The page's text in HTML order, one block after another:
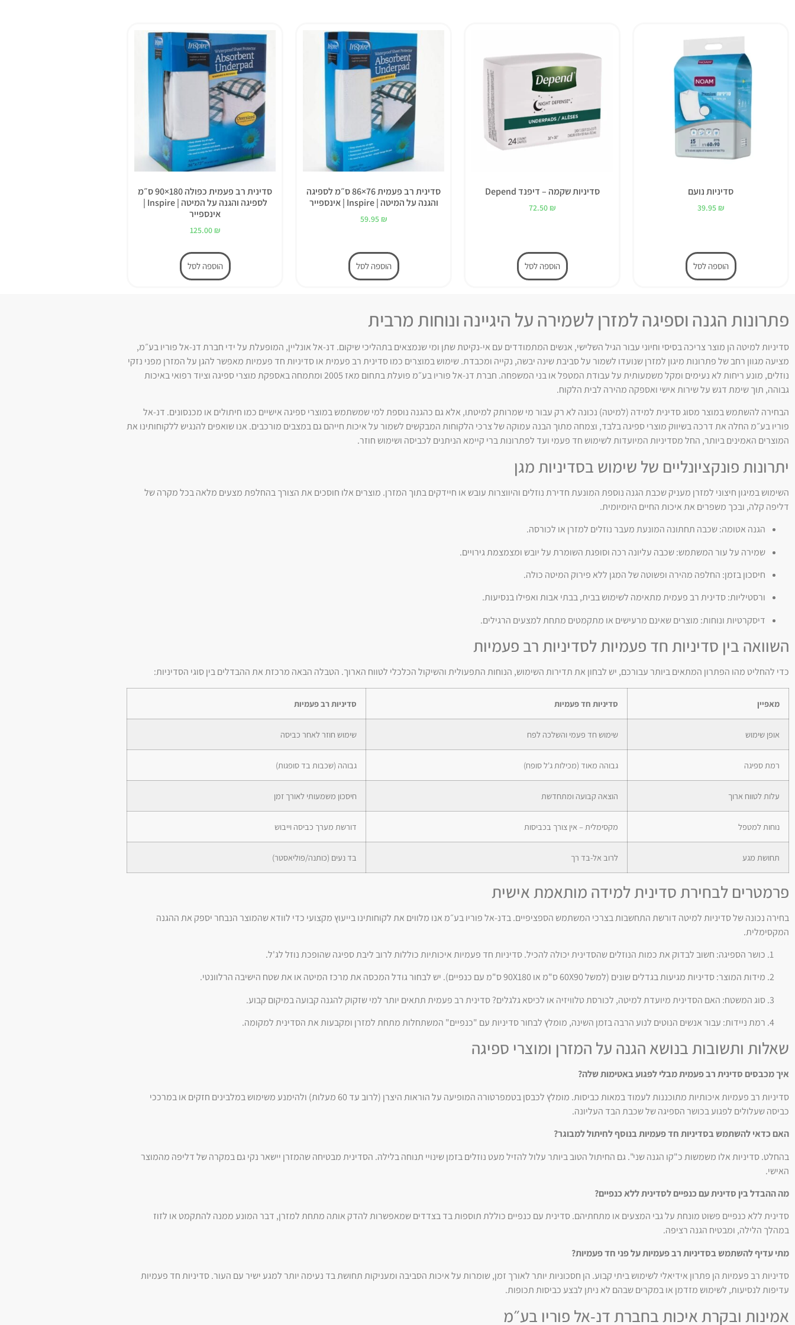
סדיניות נועם
39.95 ₪
הוספה לסל
סדיניות שקמה – דיפנד Depend
72.50 ₪
הוספה לסל
סדינית רב פעמית 76×86 ס״מ לספיגה
והגנה על המיטה | Inspire | אינספייר
59.95 ₪
הוספה לסל
סדינית רב פעמית כפולה 180×90 ס״מ
לספיגה והגנה על המיטה | Inspire |
אינספייר
125.00 ₪
הוספה לסל
פתרונות הגנה וספיגה למזרן לשמירה על היגיינה ונוחות מרבית
סדיניות למיטה הן מוצר צריכה בסיסי וחיוני עבור הגיל השלישי, אנשים המתמודדים עם אי-נקיטת שתן ומי שנמצאים בתהליכי שיקום. דנ-אל אונליין, המופעלת על ידי חברת דנ-אל פוריו בע״מ,
מציעה מגוון רחב של פתרונות מיגון למזרן שנועדו לשמור על סביבת שינה יבשה, נקייה ומכבדת. שימוש במוצרים כמו סדינית רב פעמית או סדיניות חד פעמיות מאפשר להגן על המזרן מפני נזקי
נוזלים, מונע ריחות לא נעימים ומקל משמעותית על עבודת המטפל או בני המשפחה. חברת דנ-אל פוריו בע״מ פועלת בתחום מאז 2005 ומתמחה באספקת מוצרי ספיגה וציוד רפואי באיכות
גבוהה, תוך שימת דגש על שירות אישי ואספקה מהירה לבית הלקוח.
הבחירה להשתמש במוצר מסוג סדינית למידה (למיטה) נכונה לא רק עבור מי שמרותק למיטתו, אלא גם כהגנה נוספת למי שמשתמש במוצרי ספיגה אישיים כמו חיתולים או מכנסונים. דנ-אל
פוריו בע״מ החלה את דרכה בשיווק מוצרי ספיגה בלבד, וצמחה מתוך הבנה עמוקה של צרכי הלקוחות המבקשים לשמור על איכות חייהם גם במצבים מורכבים. אנו שואפים להנגיש ללקוחותינו את
המוצרים האמינים ביותר, החל מסדיניות המיועדות לשימוש חד פעמי ועד לפתרונות ברי קיימא הניתנים לכביסה ושימוש חוזר.
יתרונות פונקציונליים של שימוש בסדיניות מגן
השימוש במיגון חיצוני למזרן מעניק שכבת הגנה נוספת המונעת חדירת נוזלים והיווצרות עובש או חיידקים בתוך המזרן. מוצרים אלו חוסכים את הצורך בהחלפת מצעים מלאה בכל מקרה של
דליפה קלה, ובכך משפרים את איכות החיים היומיומית.
הגנה אטומה: שכבה תחתונה המונעת מעבר נוזלים למזרן או לכורסה.
שמירה על עור המשתמש: שכבה עליונה רכה וסופגת השומרת על יובש ומצמצמת גירויים.
חיסכון בזמן: החלפה מהירה ופשוטה של המגן ללא פירוק המיטה כולה.
ורסטיליות: סדינית רב פעמית מתאימה לשימוש בבית, בבתי אבות ואפילו בנסיעות.
דיסקרטיות ונוחות: מוצרים שאינם מרעישים או מתקמטים מתחת למצעים הרגילים.
השוואה בין סדיניות חד פעמיות לסדיניות רב פעמיות
כדי להחליט מהו הפתרון המתאים ביותר עבורכם, יש לבחון את תדירות השימוש, הנוחות התפעולית והשיקול הכלכלי לטווח הארוך. הטבלה הבאה מרכזת את ההבדלים בין סוגי הסדיניות:
מאפיין סדיניות חד פעמיות סדיניות רב פעמיות
אופן שימוש שימוש חד פעמי והשלכה לפח שימוש חוזר לאחר כביסה
רמת ספיגה גבוהה מאוד (מכילות ג'ל סופח) גבוהה (שכבות בד סופגות)
עלות לטווח ארוך הוצאה קבועה ומתחדשת חיסכון משמעותי לאורך זמן
נוחות למטפל מקסימלית – אין צורך בכביסות דורשת מערך כביסה וייבוש
תחושת מגע לרוב אל-בד רך בד נעים (כותנה/פוליאסטר)
פרמטרים לבחירת סדינית למידה מותאמת אישית
בחירה נכונה של סדיניות למיטה דורשת התחשבות בצרכי המשתמש הספציפיים. בדנ-אל פוריו בע״מ אנו מלווים את לקוחותינו בייעוץ מקצועי כדי לוודא שהמוצר הנבחר יספק את ההגנה
המקסימלית.
כושר הספיגה: חשוב לבדוק את כמות הנוזלים שהסדינית יכולה להכיל. סדיניות חד פעמיות איכותיות כוללות לרוב ליבת ספיגה שהופכת נוזל לג'ל.
מידות המוצר: סדיניות מגיעות בגדלים שונים (למשל 60X90 ס"מ או 90X180 ס"מ עם כנפיים). יש לבחור גודל המכסה את מרכז המיטה או את שטח הישיבה הרלוונטי.
סוג המשטח: האם הסדינית מיועדת למיטה, לכורסת טלוויזיה או לכיסא גלגלים? סדינית רב פעמית תתאים יותר למי שזקוק להגנה קבועה במיקום קבוע.
רמת ניידות: עבור אנשים הנוטים לנוע הרבה בזמן השינה, מומלץ לבחור סדיניות עם "כנפיים" המשתחלות מתחת למזרן ומקבעות את הסדינית למקומה.
שאלות ותשובות בנושא הגנה על המזרן ומוצרי ספיגה
איך מכבסים סדינית רב פעמית מבלי לפגוע באטימות שלה?
סדיניות רב פעמיות איכותיות מתוכננות לעמוד במאות כביסות. מומלץ לכבסן בטמפרטורה המופיעה על הוראות היצרן (לרוב עד 60 מעלות) ולהימנע משימוש במלבינים חזקים או במרככי
כביסה שעלולים לפגוע בכושר הספיגה של שכבת הבד העליונה.
האם כדאי להשתמש בסדיניות חד פעמיות בנוסף לחיתול למבוגר?
בהחלט. סדיניות אלו משמשות כ"קו הגנה שני". גם החיתול הטוב ביותר עלול להזיל מעט נוזלים בזמן שינויי תנוחה בלילה. הסדינית מבטיחה שהמזרן יישאר נקי גם במקרה של דליפה מהמוצר
האישי.
מה ההבדל בין סדינית עם כנפיים לסדינית ללא כנפיים?
סדינית ללא כנפיים פשוט מונחת על גבי המצעים או מתחתיהם. סדינית עם כנפיים כוללת תוספות בד בצדדים שמאפשרות להדק אותה מתחת למזרן, דבר המונע ממנה להתקמט או לזוז
במהלך הלילה, ומבטיח הגנה רציפה.
מתי עדיף להשתמש בסדיניות רב פעמיות על פני חד פעמיות?
סדיניות רב פעמיות הן פתרון אידיאלי לשימוש ביתי קבוע. הן חסכוניות יותר לאורך זמן, שומרות על איכות הסביבה ומעניקות תחושת בד נעימה יותר למגע ישיר עם העור. סדיניות חד פעמיות
עדיפות לנסיעות, לשימוש מזדמן או במקרים שבהם לא ניתן לבצע כביסות תכופות.
אמינות ובקרת איכות בחברת דנ-אל פוריו בע״מ